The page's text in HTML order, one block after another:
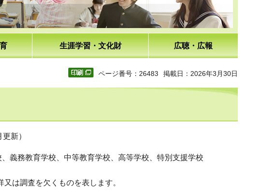
生涯学習・文化財 広聴・広報
ページ番号：26483 掲載日：2026年3月30日
新）
義務教育学校、中等教育学校、高等学校、特別支援学校
は調査を欠くものを表します。